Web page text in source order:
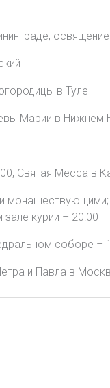
в Туле
Марии в Нижнем
Святая Месса в
курии – 20:00
соборе
и Павла в